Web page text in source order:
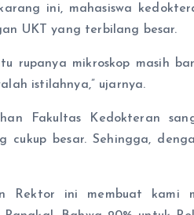
ini, mahasiswa
UKT yang terbilang besar.
rupanya mikroskop masih
istilahnya,” ujarnya.
Fakultas Kedokteran
cukup besar. Sehingga,
Rektor ini membuat kami